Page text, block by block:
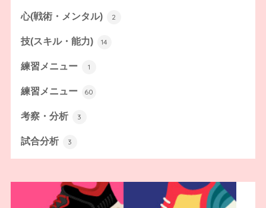
心(戦術・メンタル) 2
技(スキル・能力) 14
練習メニュー 1
練習メニュー 60
考察・分析 3
試合分析 3